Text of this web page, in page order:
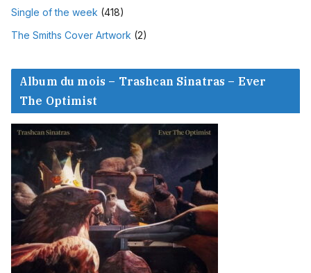
Single of the week (418)
The Smiths Cover Artwork (2)
Album du mois – Trashcan Sinatras – Ever
The Optimist